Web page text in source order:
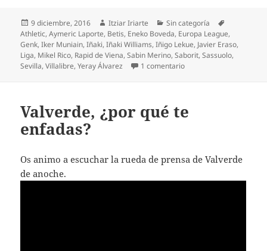
Publicado
el
9 diciembre, 2016 Autor
Itziar Iriarte Categorías
Sin categoría
Athletic,Aymeric Laporte, Betis, Eneko Boveda, Europa League,
Genk,Iker Muniain,Iñaki,Iñaki Williams,Iñigo Lekue, Javier Eraso,
Liga, Mikel Rico, Rapid de Viena,Sabin Merino,Saborit,Sassuolo,
Sevilla,Villalibre,Yeray Álvarez 1 comentarioen El Athletic sólo
Valverde, ¿por qué te
enfadas?
Os animo a escuchar la rueda de prensa de Valverde
de anoche.